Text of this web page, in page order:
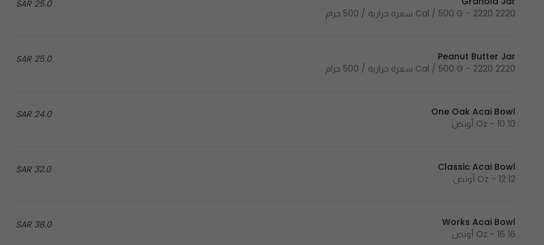
25.0 SAR
2220 Cal / 500 G - 2220 سعرة حرارية / 500 جرام
25.0 SAR
Peanut Butter Jar
2220 Cal / 500 G - 2220 سعرة حرارية / 500 جرام
24.0 SAR
One Oak Acai Bowl
10 Oz - 10 أونص
32.0 SAR
Classic Acai Bowl
12 Oz - 12 أونص
38.0 SAR
Works Acai Bowl
16 Oz - 16 أونص